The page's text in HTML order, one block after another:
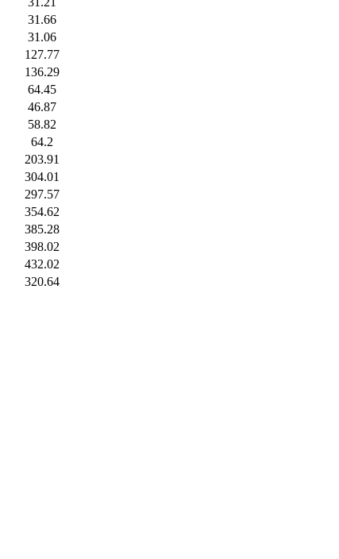
31.66
31.06
127.77
136.29
64.45
46.87
58.82
64.2
203.91
304.01
297.57
354.62
385.28
398.02
432.02
320.64